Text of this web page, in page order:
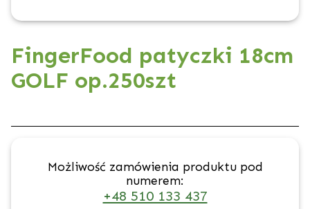
FingerFood patyczki 18cm
GOLF op.250szt
Możliwość zamówienia produktu pod
numerem:
+48 510 133 437